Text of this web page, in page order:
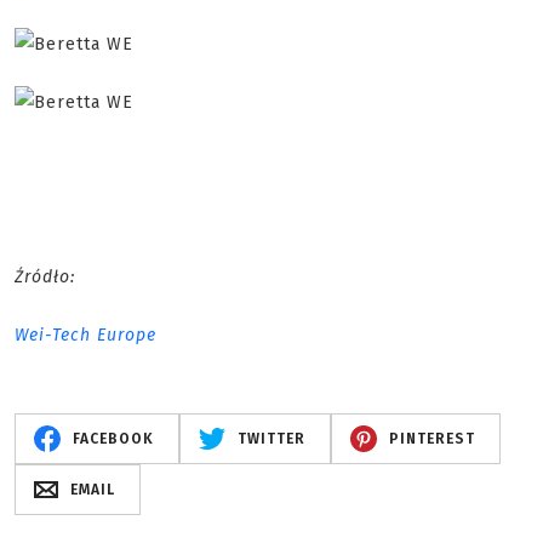
Źródło:
Wei-Tech Europe
FACEBOOK TWITTER PINTEREST
EMAIL